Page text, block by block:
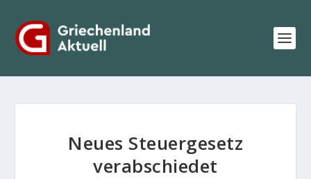
Neues Steuergesetz
verabschiedet